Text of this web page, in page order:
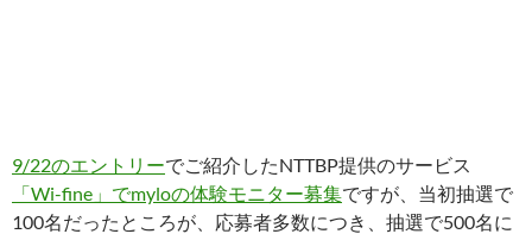
9/22のエントリーでご紹介したNTTBP提供のサービス
「Wi-fine」でmyloの体験モニター募集ですが、当初抽選で
100名だったところが、応募者多数につき、抽選で500名に